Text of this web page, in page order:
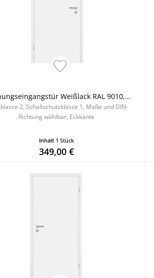
Weißlack RAL 9010,...
2, Schallschutzklasse 1, Maße und DIN-
Richtung wählbar, Eckkante
Inhalt 1 Stück
349,00 €